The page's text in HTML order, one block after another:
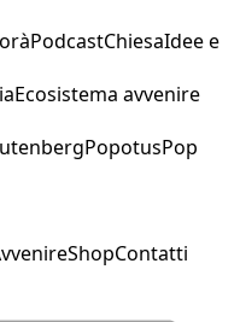
PodcastChiesaIdee e
Ecosistema avvenire
PopotusPop
ShopContatti